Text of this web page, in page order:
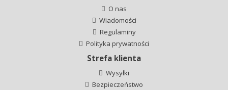
O nas
Wiadomości
Regulaminy
Polityka prywatności
Strefa klienta
Wysyłki
Bezpieczeństwo